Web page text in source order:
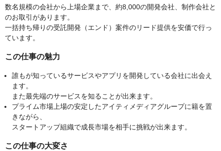
数名規模の会社から上場企業まで、約8,000の開発会社、制作会社と
のお取引があります。
一括持ち帰りの受託開発（エンド）案件のリード提供を安価で行っ
ています。
この仕事の魅力
誰もが知っているサービスやアプリを開発している会社に出会え
ます。
また最先端のサービスを知ることが出来ます。
プライム市場上場の安定したアイティメディアグループに籍を置
きながら、
スタートアップ組織で成長市場を相手に挑戦が出来ます。
この仕事の大変さ